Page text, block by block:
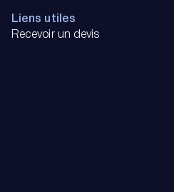
Liens utiles
Recevoir un devis